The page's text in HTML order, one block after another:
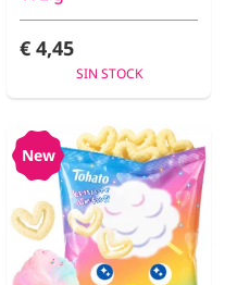
€ 4,45
SIN STOCK
New